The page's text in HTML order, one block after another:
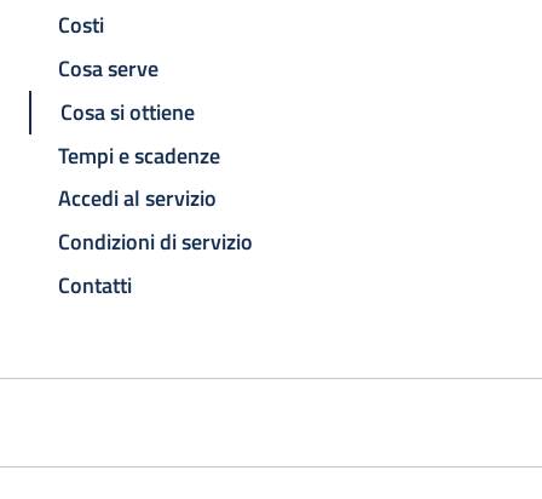
Costi
Cosa serve
Cosa si ottiene
Tempi e scadenze
Accedi al servizio
Condizioni di servizio
Contatti